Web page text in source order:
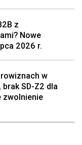
z
Nowe
2026 r.
w
SD-Z2 dla
zwolnienie